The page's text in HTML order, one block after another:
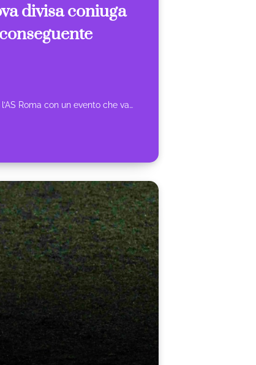
divisa coniuga
Roma con un evento che va…